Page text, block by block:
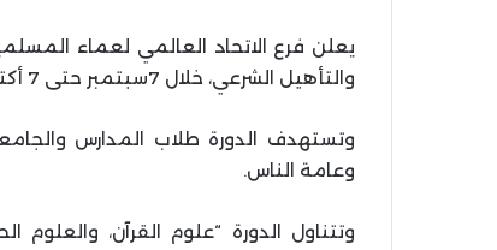
يعلن فرع الاتحاد العالمي لعماء
والتأهيل الشرعي، خلال 7سبتمبر حتى 7 أكتوبر من العام الحالي.
وتستهدف الدورة طلاب المدارس
وعامة الناس.
وتتناول الدورة “علوم القرآن،